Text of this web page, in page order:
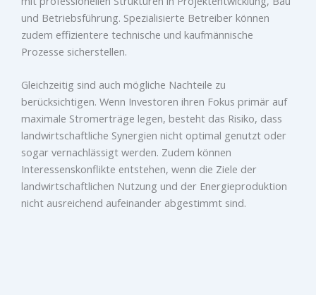
und Betriebsführung. Spezialisierte Betreiber können
zudem effizientere technische und kaufmännische
Prozesse sicherstellen.
Gleichzeitig sind auch mögliche Nachteile zu
berücksichtigen. Wenn Investoren ihren Fokus primär auf
maximale Stromerträge legen, besteht das Risiko, dass
landwirtschaftliche Synergien nicht optimal genutzt oder
sogar vernachlässigt werden. Zudem können
Interessenskonflikte entstehen, wenn die Ziele der
landwirtschaftlichen Nutzung und der Energieproduktion
nicht ausreichend aufeinander abgestimmt sind.